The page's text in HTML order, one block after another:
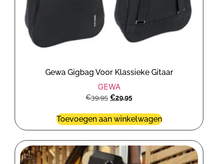
Gewa Gigbag Voor Klassieke Gitaar
GEWA
€39,95 €29,95
Toevoegen aan winkelwagen